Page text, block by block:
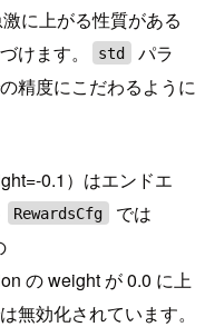
に上がる性質がある
けます。
std
パラ
精度にこだわるように
0.1）はエンドエ
RewardsCfg
では
の weight が 0.0 に上
無効化されています。